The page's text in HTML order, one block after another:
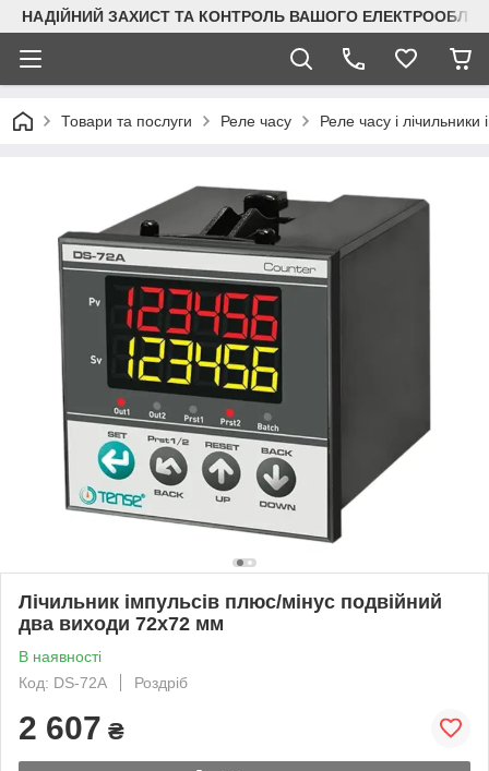
НАДІЙНИЙ ЗАХИСТ ТА КОНТРОЛЬ ВАШОГО
Товари та послуги Реле часу Реле часу і лічильники
Лічильник імпульсів плюс/мінус подвійний
два виходи 72х72 мм
В наявності
Код: DS-72A
Роздріб
2 607 ₴